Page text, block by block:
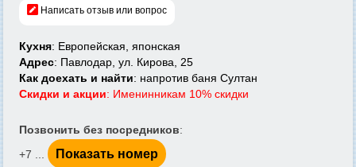
Написать отзыв или вопрос
Кухня: Европейская, японская
Адрес: Павлодар, ул. Кирова, 25
Как доехать и найти: напротив баня Султан
Скидки и акции: Именинникам 10% скидки
Позвонить без посредников:
+7 ...
Показать номер